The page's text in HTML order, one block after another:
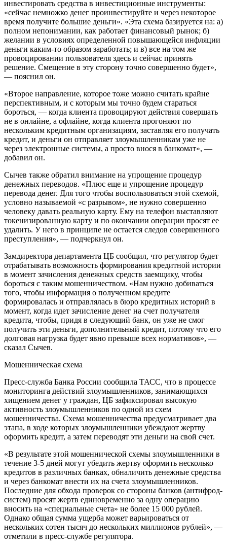
инвестировать средства в инвестиционные инструменты:
«сейчас немножко денег проинвестируйте и через некоторое
время получите большие деньги». «Эта схема базируется на: а)
полном непонимании, как работает финансовый рынок; б)
желании в условиях определенной повышающейся инфляции
деньги каким-то образом заработать; и в) все на том же
провоцировании пользователя здесь и сейчас принять
решение. Смещение в эту сторону точно совершенно будет»,
— пояснил он.
«Второе направление, которое тоже можно считать крайне
перспективным, и с которым мы точно будем стараться
бороться, — когда клиента провоцируют действия совершать
не в онлайне, а офлайне, когда клиента прогоняют по
нескольким кредитным организациям, заставляя его получать
кредит, и деньги он отправляет злоумышленникам уже не
через электронные системы, а просто внося в банкомат», —
добавил он.
Сычев также обратил внимание на упрощение процедур
денежных переводов. «Плюс еще и упрощение процедур
перевода денег. Для того чтобы воспользоваться этой схемой,
условно называемой «с разрывом», не нужно совершенно
человеку давать реальную карту. Ему на телефон выставляют
токенизированную карту и по окончании операции просят ее
удалить. У него в принципе не остается следов совершенного
преступления», — подчеркнул он.
Замдиректора департамента ЦБ сообщил, что регулятор будет
отрабатывать возможность формирования кредитной истории
в момент зачисления денежных средств заемщику, чтобы
бороться с таким мошенничеством. «Нам нужно добиваться
того, чтобы информация о полученном кредите
формировалась и отправлялась в бюро кредитных историй в
момент, когда идет зачисление денег на счет получателя
кредита, чтобы, придя в следующий банк, он уже не смог
получить эти деньги, дополнительный кредит, потому что его
долговая нагрузка будет явно превыше всех нормативов», —
сказал Сычев.
Мошенническая схема
Пресс-служба Банка России сообщила ТАСС, что в процессе
мониторинга действий злоумышленников, занимающихся
хищением денег у граждан, ЦБ зафиксировал высокую
активность злоумышленников по одной из схем
мошенничества. Схема мошенничества предусматривает два
этапа, в ходе которых злоумышленники убеждают жертву
оформить кредит, а затем переводят эти деньги на свой счет.
«В результате этой мошеннической схемы злоумышленники в
течение 3-5 дней могут убедить жертву оформить несколько
кредитов в различных банках, обналичить денежные средства
и через банкомат внести их на счета злоумышленников.
Последние для обхода проверок со стороны банков (антифрод-
систем) просят жертв единовременно за одну операцию
вносить на «специальные счета» не более 15 000 рублей.
Однако общая сумма ущерба может варьироваться от
нескольких сотен тысяч до нескольких миллионов рублей», —
отметили в пресс-службе регулятора.